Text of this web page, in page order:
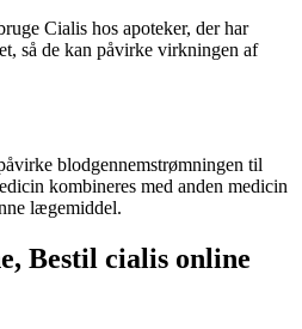
Cialis hos apoteker, der har
så de kan påvirke virkningen af
blodgennemstrømningen til
kombineres med anden medicin
lægemiddel.
Bestil cialis online